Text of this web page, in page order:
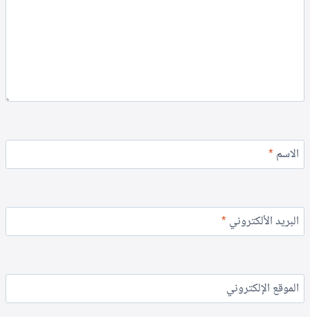
الاسم*
البريد الألكتروني*
الموقع الإلكتروني